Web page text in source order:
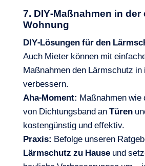
7. DIY-Maßnahmen in der
Wohnung
DIY-Lösungen für den
Auch Mieter können mit
Maßnahmen den Lärmschutz in
verbessern.
Aha-Moment: Maßnahmen wie
von Dichtungsband anTüren
kostengünstig und effektiv.
Praxis: Befolge unseren
Lärmschutz zu Hauseund